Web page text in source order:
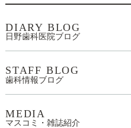
DIARY BLOG
日野歯科医院ブログ
STAFF BLOG
歯科情報ブログ
MEDIA
マスコミ・雑誌紹介